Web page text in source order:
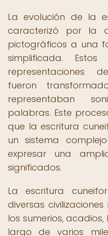
La evolución de la
caracterizó por la
pictográficos a una
simplificada. Estos
representaciones
fueron
representaban
palabras. Este
que la escritura
un sistema
expresar una
significados.
La escritura
diversas
los sumerios,
largo de varios